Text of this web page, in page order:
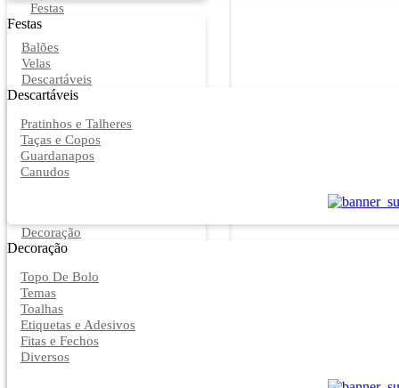
Festas
Festas
Balões
Velas
Descartáveis
Descartáveis
Pratinhos e Talheres
Taças e Copos
Guardanapos
Canudos
Decoração
Decoração
Topo De Bolo
Temas
Toalhas
Etiquetas e Adesivos
Fitas e Fechos
Diversos